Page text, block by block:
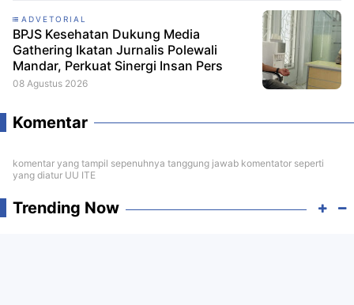
ADVETORIAL
BPJS Kesehatan Dukung Media
Gathering Ikatan Jurnalis Polewali
Mandar, Perkuat Sinergi Insan Pers
08 Agustus 2026
Komentar
komentar yang tampil sepenuhnya tanggung jawab komentator seperti
yang diatur UU ITE
Trending Now